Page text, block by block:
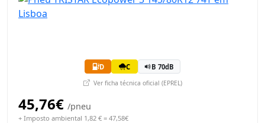
D C B 70dB
Ver ficha técnica oficial (EPREL)
45,76€ /pneu
+ Imposto ambiental 1,82 € = 47,58€